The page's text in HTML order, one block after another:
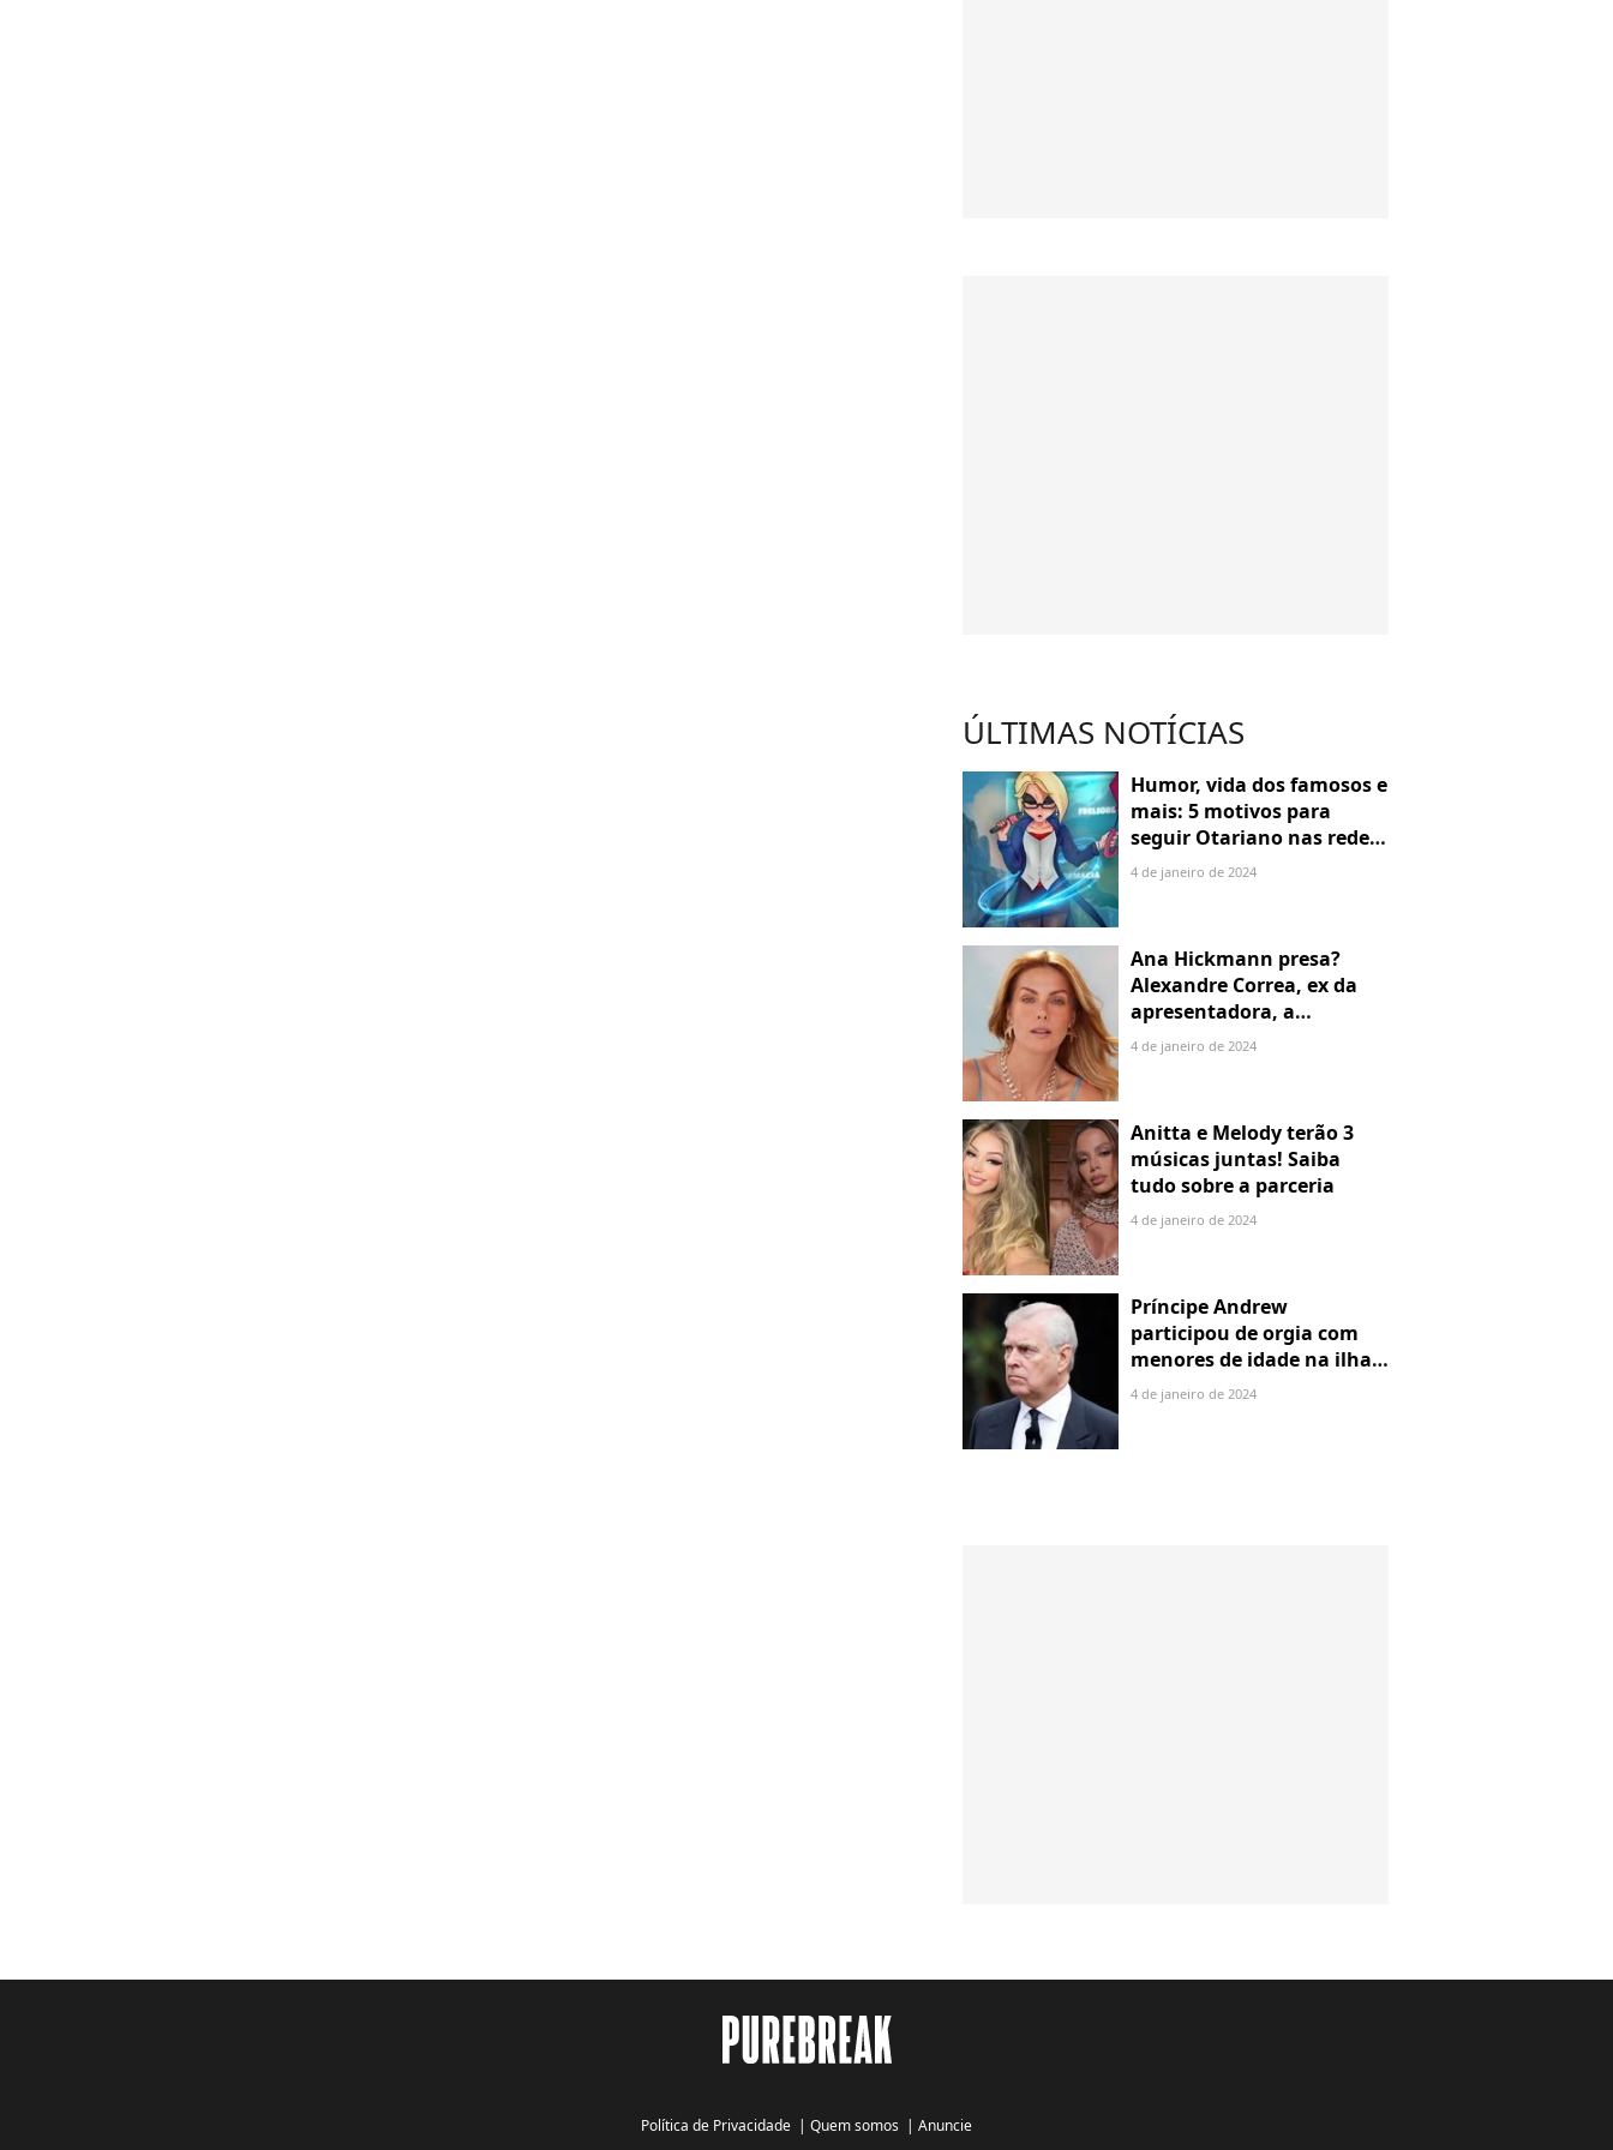
ÚLTIMAS NOTÍCIAS
Humor, vida dos famosos e
mais: 5 motivos para
seguir Otariano nas redes
sociais
4 de janeiro de 2024
Ana Hickmann presa?
Alexandre Correa, ex da
apresentadora, a
denuncia por alienação
4 de janeiro de 2024
Anitta e Melody terão 3
músicas juntas! Saiba
tudo sobre a parceria
4 de janeiro de 2024
Príncipe Andrew
participou de orgia com
menores de idade na ilha
de Jeffrey Epstein, chefe de
4 de janeiro de 2024
Política de Privacidade | Quem somos | Anuncie